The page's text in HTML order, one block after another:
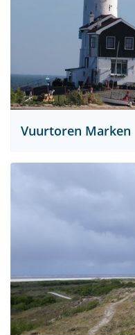
Vuurtoren Marken